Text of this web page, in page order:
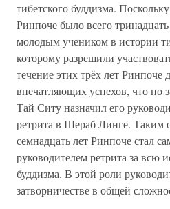
тибетского буддизма.
Ринпоче было всего
молодым учеником в истории
которому разрешили
течение этих трёх лет Ринпоче
впечатляющих успехов, что по
Тай Ситу назначил его
ретрита в Шераб Линге. Таким
семнадцать лет Ринпоче стал
руководителем ретрита за всю
буддизма. В этой роли
затворничестве в общей